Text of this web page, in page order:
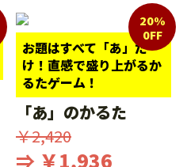
お題はすべて「あ」だ
け！直感で盛り上がるか
るたゲーム！
20%
0FF
「あ」のかるた
￥2,420
⇒ ￥1,936